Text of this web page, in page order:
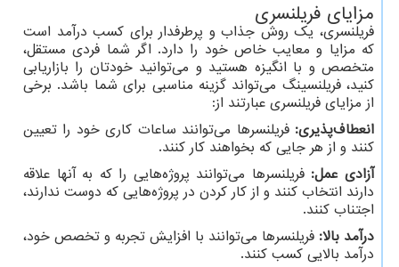
مزایای فریلنسری
فریلنسری، یک روش جذاب و پرطرفدار برای کسب درآمد است
که مزایا و معایب خاص خود را دارد. اگر شما فردی مستقل،
متخصص و با انگیزه هستید و می‌توانید خودتان را بازاریابی
کنید، فریلنسینگ می‌تواند گزینه مناسبی برای شما باشد. برخی
از مزایای فریلنسری عبارتند از:
انعطاف‌پذیری: فریلنسرها می‌توانند ساعات کاری خود را تعیین
کنند و از هر جایی که بخواهند کار کنند.
آزادی عمل: فریلنسرها می‌توانند پروژه‌هایی را که به آنها علاقه
دارند انتخاب کنند و از کار کردن در پروژه‌هایی که دوست ندارند،
اجتناب کنند.
درآمد بالا: فریلنسرها می‌توانند با افزایش تجربه و تخصص خود،
درآمد بالایی کسب کنند.